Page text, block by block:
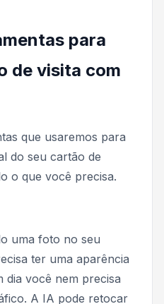
para
de visita com
que usaremos para
do seu cartão de
o que você precisa.
uma foto no seu
ter uma aparência
dia você nem precisa
A IA pode retocar